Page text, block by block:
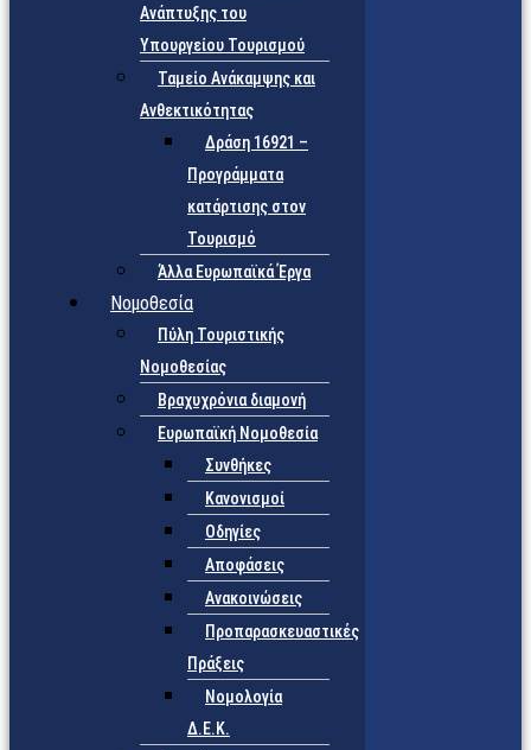
Ανάπτυξης του
Υπουργείου Τουρισμού
Ταμείο Ανάκαμψης και
Ανθεκτικότητας
Δράση 16921 –
Προγράμματα
κατάρτισης στον
Τουρισμό
Άλλα Ευρωπαϊκά Έργα
Νομοθεσία
Πύλη Τουριστικής
Νομοθεσίας
Βραχυχρόνια διαμονή
Ευρωπαϊκή Νομοθεσία
Συνθήκες
Κανονισμοί
Οδηγίες
Αποφάσεις
Ανακοινώσεις
Προπαρασκευαστικές
Πράξεις
Νομολογία
Δ.Ε.Κ.